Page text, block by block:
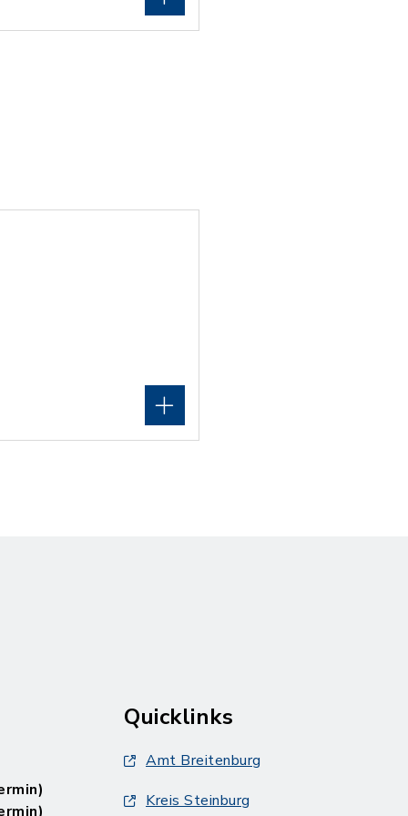
Quicklinks
Amt Breitenburg
Kreis Steinburg